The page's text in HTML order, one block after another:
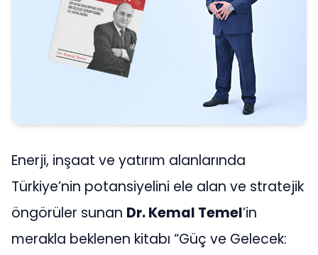
Enerji, inşaat ve yatırım alanlarında
Türkiye’nin potansiyelini ele alan ve stratejik
öngörüler sunan Dr. Kemal Temel’in
merakla beklenen kitabı “Güç ve Gelecek: